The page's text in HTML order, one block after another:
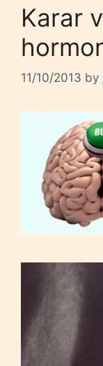
Karar
11/10/2013 by